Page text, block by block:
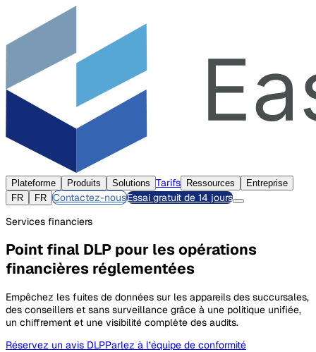
Plateforme Produits Solutions Tarifs Ressources
Entreprise
FR
FR Contactez-nousEssai gratuit de 14 jours
Services financiers
Point final DLP pour les opérations
financières réglementées
Empêchez les fuites de données sur les appareils des succursales,
des conseillers et sans surveillance grâce à une politique unifiée,
un chiffrement et une visibilité complète des audits.
Réservez un avis DLPParlez à l’équipe de conformité